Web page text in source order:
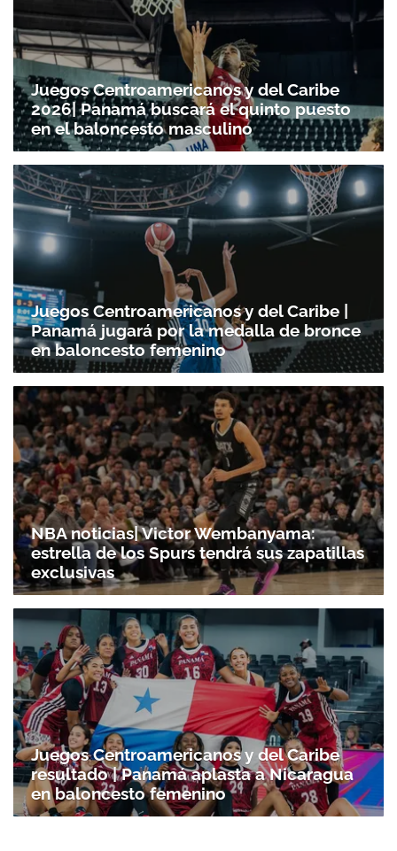
Juegos Centroamericanos y del Caribe
2026| Panamá buscará el quinto puesto
en el baloncesto masculino
Juegos Centroamericanos y del Caribe |
Panamá jugará por la medalla de bronce
en baloncesto femenino
NBA noticias| Victor Wembanyama:
estrella de los Spurs tendrá sus zapatillas
exclusivas
Juegos Centroamericanos y del Caribe
resultado | Panamá aplasta a Nicaragua
en baloncesto femenino